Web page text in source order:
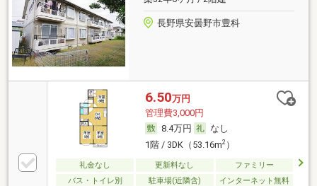
長野県安曇野市豊科
6.50万円
管理費3,000円
8.4万円
なし
1階 / 3DK（53.16m2）
礼金なし 更新料なし
ファミリー
バス・トイレ別
駐車場(近隣含) インターネット無料